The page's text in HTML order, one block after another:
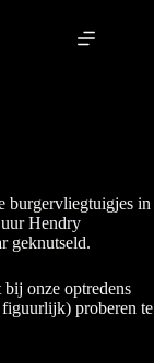
burgervliegtuigjes in
Hendry
geknutseld.
onze optredens
proberen te